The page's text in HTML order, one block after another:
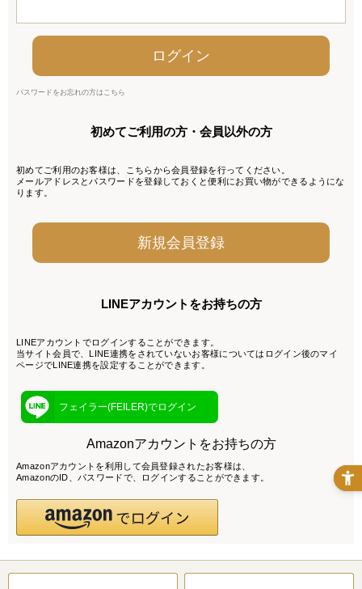
パスワードをお忘れの方はこちら
初めてご利用の方・会員以外の方
初めてご利用のお客様は、こちらから会員登録を行ってください。
メールアドレスとパスワードを登録しておくと便利にお買い物ができるようにな
ります。
LINEアカウントをお持ちの方
LINEアカウントでログインすることができます。
当サイト会員で、LINE連携をされていないお客様についてはログイン後のマイ
ページでLINE連携を設定することができます。
フェイラー(FEILER)でログイン
Amazonアカウントをお持ちの方
Amazonアカウントを利用して会員登録されたお客様は、
AmazonのID、パスワードで、ログインすることができます。